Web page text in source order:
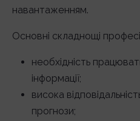
навантаженням.
Основні складнощі
необхідність
інформації;
висока
прогнози;